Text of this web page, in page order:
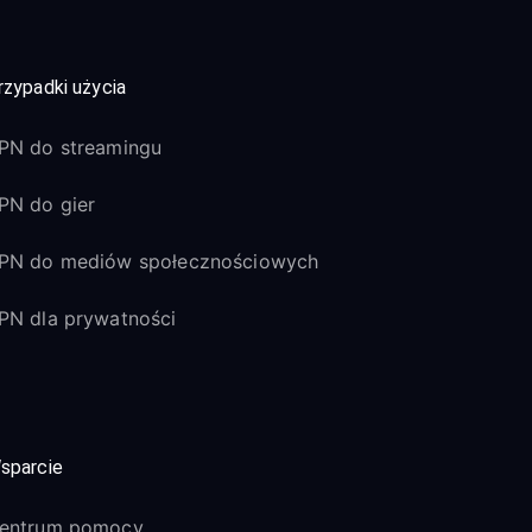
użycia
do streamingu
do gier
do mediów społecznościowych
dla prywatności
pomocy